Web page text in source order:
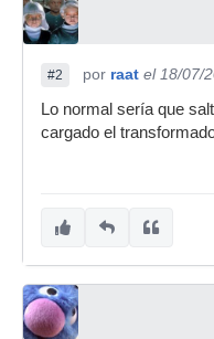
#2 por raat el 18/07/
Lo normal sería que
cargado el